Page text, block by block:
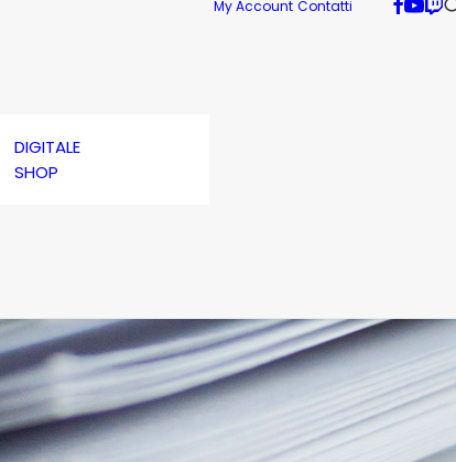
DIGITALE
SHOP
My Account Contatti